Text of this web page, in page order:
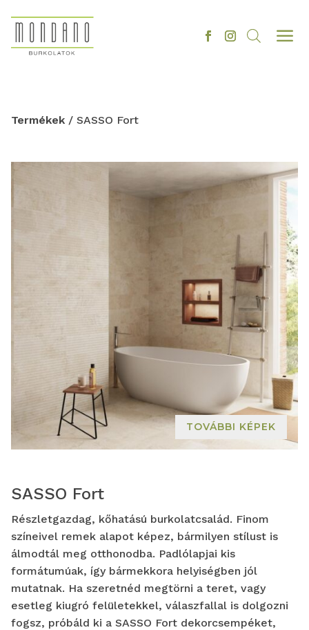
a
Termékek / SASSO Fort
TOVÁBBI KÉPEK
SASSO Fort
Részletgazdag, kőhatású burkolatcsalád. Finom
színeivel remek alapot képez, bármilyen stílust is
álmodtál meg otthonodba. Padlólapjai kis
formátumúak, így bármekkora helyiségben jól
mutatnak. Ha szeretnéd megtörni a teret, vagy
esetleg kiugró felületekkel, válaszfallal is dolgozni
fogsz, próbáld ki a SASSO Fort dekorcsempéket,